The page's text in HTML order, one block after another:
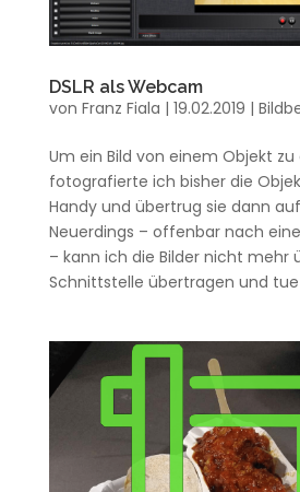
DSLR als Webcam
von Franz Fiala | 19.02.2019 |
Um ein Bild von einem Objekt zu
fotografierte ich bisher die
Handy und übertrug sie dann
Neuerdings – offenbar nach
– kann ich die Bilder nicht mehr
Schnittstelle übertragen und tue